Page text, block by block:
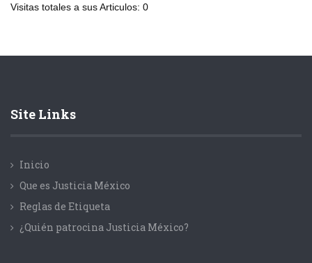
Visitas totales a sus Articulos: 0
Site Links
Inicio
Que es Justicia México
Reglas de Etiqueta
¿Quién patrocina Justicia México?